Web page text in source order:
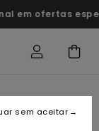
ofertas especiais
sem aceitar